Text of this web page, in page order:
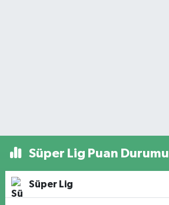
Süper Lig Puan Durumu
Süper Lig